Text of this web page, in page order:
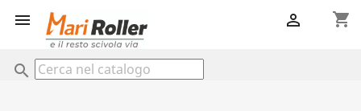
 shopping_cart

search